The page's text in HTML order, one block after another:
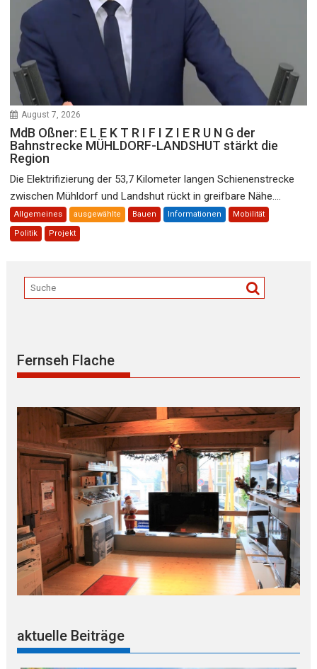
August 7, 2026
MdB Oßner: E L E K T R I F I Z I E R U N G der
Bahnstrecke MÜHLDORF-LANDSHUT stärkt die
Region
Die Elektrifizierung der 53,7 Kilometer langen Schienenstrecke
zwischen Mühldorf und Landshut rückt in greifbare Nähe....
Allgemeines ausgewählte Bauen Informationen Mobilität
Politik Projekt
Fernseh Flache
aktuelle Beiträge